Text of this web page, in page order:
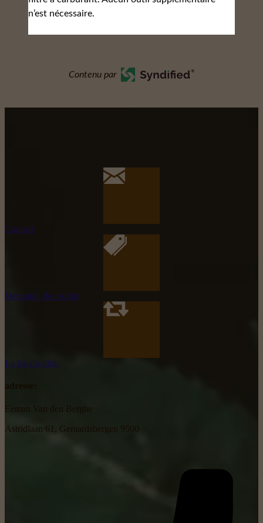
n’est nécessaire.
Contenu par
Contact
Demande de produit
La localisation
Astridlaan 61, Geraardsbergen 9500